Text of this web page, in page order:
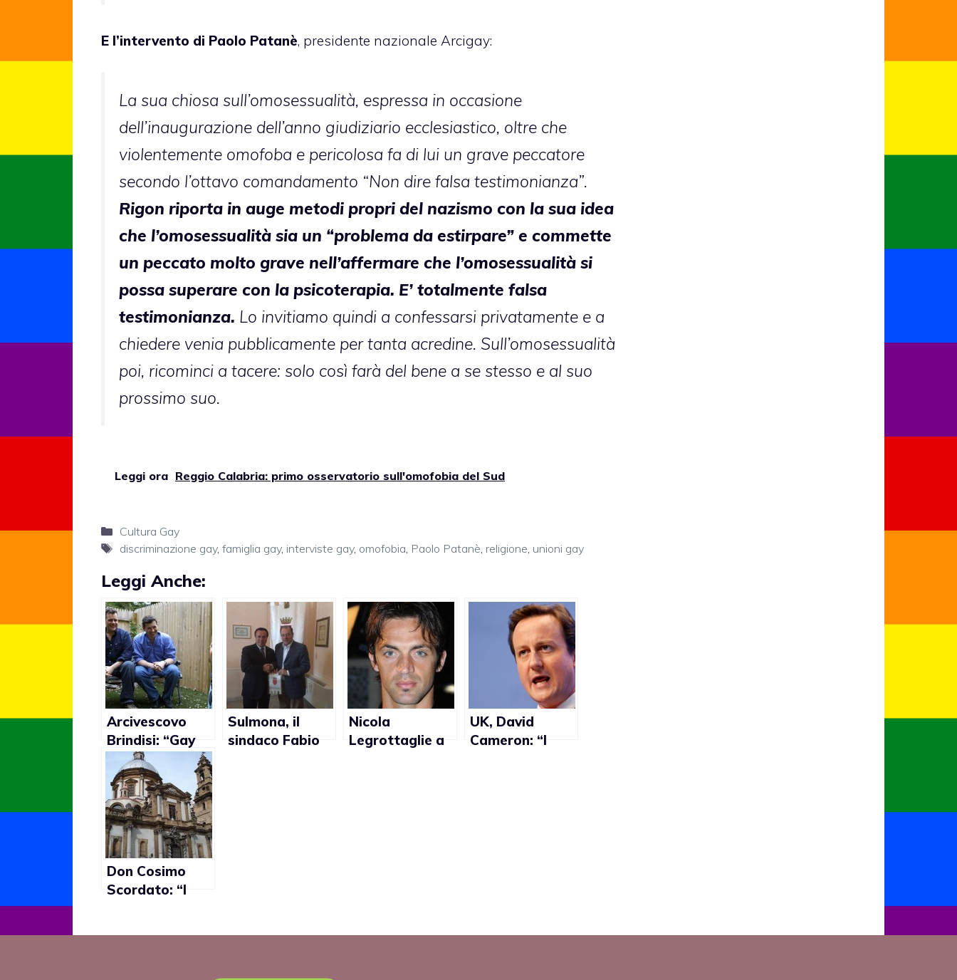
E l’intervento di Paolo Patanè, presidente nazionale Arcigay:
La sua chiosa sull’omosessualità, espressa in occasione
dell’inaugurazione dell’anno giudiziario ecclesiastico, oltre che
violentemente omofoba e pericolosa fa di lui un grave peccatore
secondo l’ottavo comandamento “Non dire falsa testimonianza”.
Rigon riporta in auge metodi propri del nazismo con la sua idea
che l’omosessualità sia un “problema da estirpare” e commette
un peccato molto grave nell’affermare che l’omosessualità si
possa superare con la psicoterapia. E’ totalmente falsa
testimonianza. Lo invitiamo quindi a confessarsi privatamente e a
chiedere venia pubblicamente per tanta acredine. Sull’omosessualità
poi, ricominci a tacere: solo così farà del bene a se stesso e al suo
prossimo suo.
Leggi ora Reggio Calabria: primo osservatorio sull'omofobia del Sud
Categorie
Cultura Gay
Tag
discriminazione gay, famiglia gay, interviste gay, omofobia, Paolo Patanè, religione, unioni gay
Leggi Anche:
Arcivescovo
Brindisi: “Gay
non possono
ricevere la
Comunione”
Sulmona, il
sindaco Fabio
Nicola
Legrottaglie a
UK, David
Cameron: “I
Don Cosimo
Scordato: “I